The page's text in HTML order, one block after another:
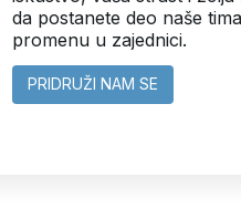
da postanete deo naše
promenu u zajednici.
PRIDRUŽI NAM SE